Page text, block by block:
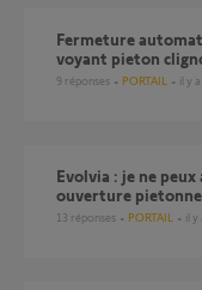
Fermeture automatique au comportement aleatoire:
voyant pieton
9 réponses PORTAIL il y
Evolvia : je ne peux activer ni fermeture automatique ni
ouverture pietonne
13 réponses PORTAIL il